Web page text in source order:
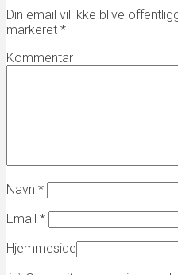
Din email vil ikke blive
markeret *
Kommentar
Navn *
Email *
Hjemmeside